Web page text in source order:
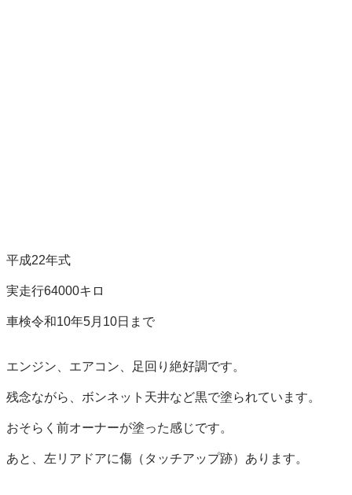
平成22年式
実走行64000キロ
車検令和10年5月10日まで
エンジン、エアコン、足回り絶好調です。
残念ながら、ボンネット天井など黒で塗られています。
おそらく前オーナーが塗った感じです。
あと、左リアドアに傷（タッチアップ跡）あります。